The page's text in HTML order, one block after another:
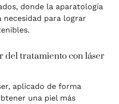
donde la aparatología
necesidad para lograr
del tratamiento con láser
aplicado de forma
una piel más